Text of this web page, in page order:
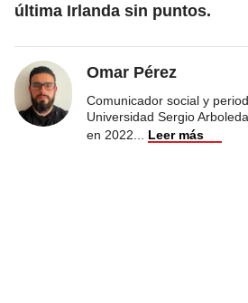
última Irlanda sin puntos.
Omar Pérez
Comunicador social y
Universidad Sergio
en 2022
Leer más